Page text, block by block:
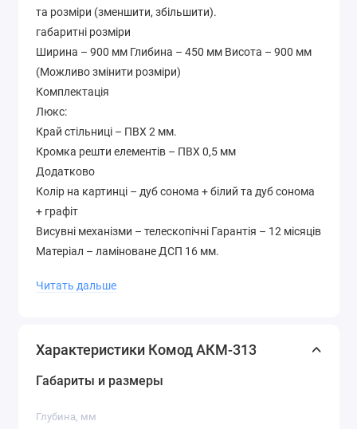
та розміри (зменшити, збільшити).
габаритні розміри
Ширина – 900 мм Глибина – 450 мм Висота – 900 мм
(Можливо змінити розміри)
Комплектація
Люкс:
Край стільниці – ПВХ 2 мм.
Кромка решти елементів – ПВХ 0,5 мм
Додатково
Колір на картинці – дуб сонома + білий та дуб сонома
+ графіт
Висувні механізми – телескопічні Гарантія – 12 місяців
Матеріал – ламіноване ДСП 16 мм.
вибрати без доплати до вартості )
Читать дальше
Характеристики Комод АКМ-313
Габариты и размеры
Глубина, мм